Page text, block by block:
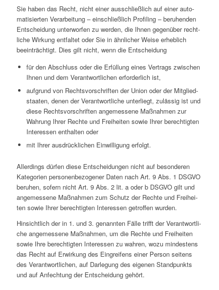
Sie haben das Recht, nicht einer aus­schließ­lich auf einer auto­
ma­ti­sier­ten Ver­ar­bei­tung – ein­schließ­lich Pro­fil­ing – beru­hen­den
Ent­schei­dung unter­wor­fen zu werden, die Ihnen gegen­über recht­
li­che Wirkung ent­fal­tet oder Sie in ähn­li­cher Weise erheb­lich
beein­träch­tigt. Dies gilt nicht, wenn die Entscheidung
für den Abschluss oder die Erfül­lung eines Ver­trags zwi­schen
Ihnen und dem Ver­ant­wort­li­chen erfor­der­lich ist,
auf­grund von Rechts­vor­schrif­ten der Union oder der Mit­glied­
staa­ten, denen der Ver­ant­wort­li­che unter­liegt, zuläs­sig ist und
diese Rechts­vor­schrif­ten ange­mes­sene Maß­nah­men zur
Wahrung Ihrer Rechte und Frei­hei­ten sowie Ihrer berech­tig­ten
Inter­es­sen ent­hal­ten oder
mit Ihrer aus­drück­li­chen Ein­wil­li­gung erfolgt.
Aller­dings dürfen diese Ent­schei­dun­gen nicht auf beson­de­ren
Kate­go­rien per­so­nen­be­zo­ge­ner Daten nach Art. 9 Abs. 1 DSGVO
beruhen, sofern nicht Art. 9 Abs. 2 lit. a oder b DSGVO gilt und
ange­mes­sene Maß­nah­men zum Schutz der Rechte und Frei­hei­
ten sowie Ihrer berech­tig­ten Inter­es­sen getrof­fen wurden.
Hin­sicht­lich der in 1. und 3. genann­ten Fälle trifft der Ver­ant­wort­li­
che ange­mes­sene Maß­nah­men, um die Rechte und Frei­hei­ten
sowie Ihre berech­tig­ten Inter­es­sen zu wahren, wozu min­des­tens
das Recht auf Erwir­kung des Ein­grei­fens einer Person seitens
des Ver­ant­wort­li­chen, auf Dar­le­gung des eigenen Stand­punkts
und auf Anfech­tung der Ent­schei­dung gehört.